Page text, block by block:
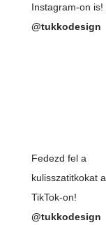
Instagram-on is!
@tukkodesign
Fedezd fel a
kulisszatitkokat a
TikTok-on!
@tukkodesign